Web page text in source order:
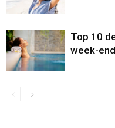
Top 10
week-